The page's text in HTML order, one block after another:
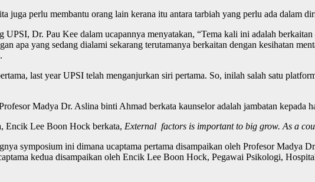
juga perlu membantu orang lain kerana itu antara tarbiah yang perlu ada dalam
UPSI, Dr. Pau Kee dalam ucapannya menyatakan, “Tema kali ini adalah berkaitan
apa yang sedang dialami sekarang terutamanya berkaitan dengan kesihatan
last year UPSI telah menganjurkan siri pertama. So, inilah salah satu
Madya Dr. Aslina binti Ahmad berkata kaunselor adalah jambatan kepada
Encik Lee Boon Hock berkata, External factors is important to big grow. As a
symposium ini dimana ucaptama pertama disampaikan oleh Profesor
kedua disampaikan oleh Encik Lee Boon Hock, Pegawai Psikologi,